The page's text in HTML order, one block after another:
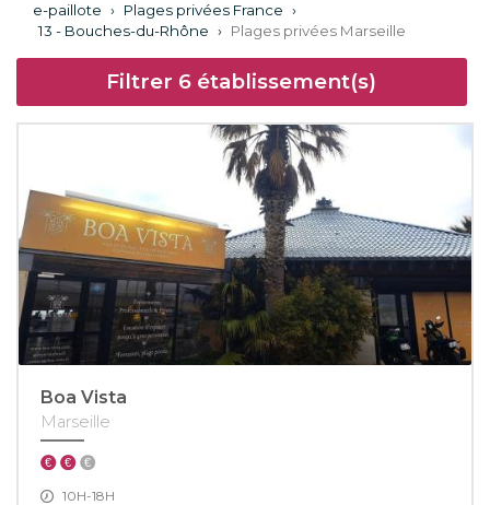
e-paillote › Plages privées France ›
13 - Bouches-du-Rhône › Plages privées Marseille
Filtrer 6 établissement(s)
Boa Vista
Marseille
10H-18H